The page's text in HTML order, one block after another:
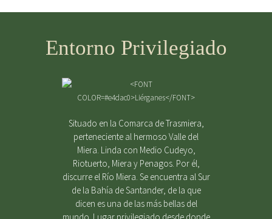
Entorno Privilegiado
Situado en la Comarca de Trasmiera,
perteneciente al hermoso Valle del
Miera. Linda con Medio Cudeyo,
Riotuerto, Miera y Penagos. Por él,
discurre el Río Miera. Se encuentra al Sur
de la Bahía de Santander, de la que
dicen es una de las más bellas del